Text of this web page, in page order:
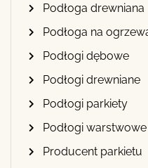
Podłoga drewniana
Podłoga na
Podłogi dębowe
Podłogi drewniane
Podłogi parkiety
Podłogi warstwowe
Producent parkietu